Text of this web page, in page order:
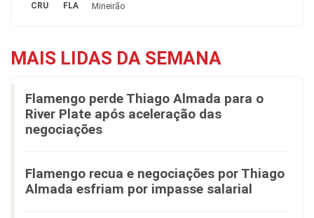
CRU FLA Mineirão
MAIS LIDAS DA SEMANA
Flamengo perde Thiago Almada para o
River Plate após aceleração das
negociações
Flamengo recua e negociações por Thiago
Almada esfriam por impasse salarial